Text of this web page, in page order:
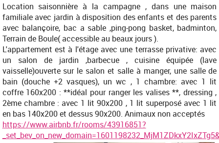
Location saisonnière à la campagne , dans une maison
familiale avec jardin à disposition des enfants et des parents
avec balançoire, bac a sable ,ping-pong basket, badminton,
Terrain de Boule( accessible au beaux jours ).
L'appartement est à l'étage avec une terrasse privative: avec
un salon de jardin ,barbecue , cuisine équipée (lave
vaisselle)ouverte sur le salon et salle à manger, une salle de
bain (douche +2 vasques), un wc , 1 chambre: avec 1 lit
coffre 160x200 : **idéal pour ranger les valises **, dressing ,
2ème chambre : avec 1 lit 90x200 , 1 lit superposé avec 1 lit
en bas 140x200 et dessus 90x200. Animaux non acceptés
https://www.airbnb.fr/rooms/43916851?